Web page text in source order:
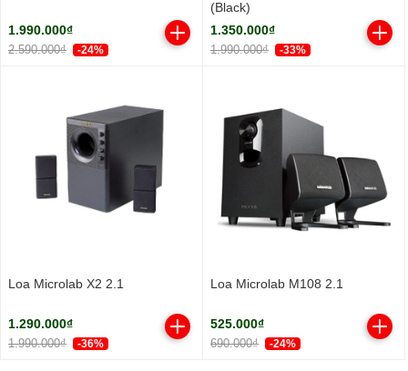
1.990.000₫
2.590.000₫ -24%
(Black)
1.350.000₫
1.990.000₫ -33%
Loa Microlab X2 2.1
1.290.000₫
1.990.000₫ -36%
Loa Microlab M108 2.1
525.000₫
690.000₫ -24%